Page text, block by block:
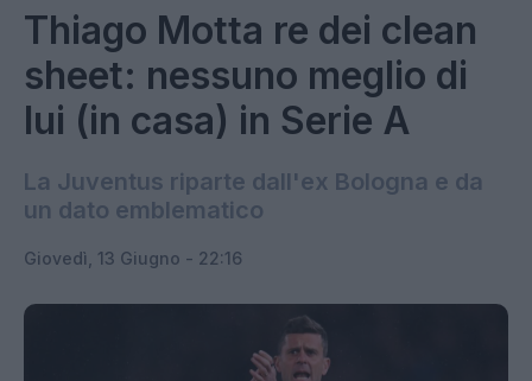
Thiago Motta re dei clean
sheet: nessuno meglio di
lui (in casa) in Serie A
La Juventus riparte dall'ex Bologna e da
un dato emblematico
Giovedì, 13 Giugno - 22:16